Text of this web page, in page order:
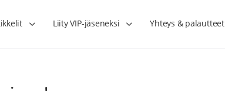
Liity VIP-jäseneksi Yhteys & palautteet